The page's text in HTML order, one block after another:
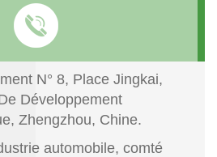
N° 8, Place Jingkai,
Développement
Zhengzhou, Chine.
automobile, comté